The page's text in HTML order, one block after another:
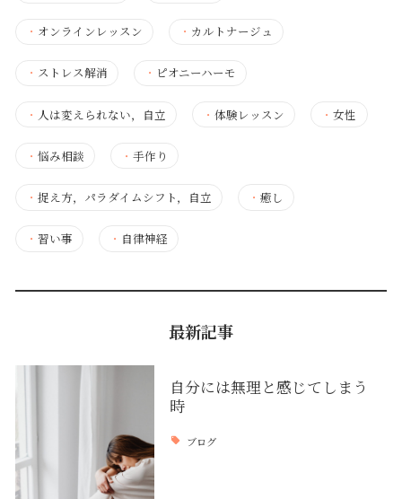
・ オンラインレッスン ・ カルトナージュ
・ ストレス解消 ・ ピオニーハーモ
・ 人は変えられない，自立 ・体験レッスン ・女性
・ 悩み相談 ・手作り
・ 捉え方，パラダイムシフト，自立 ・癒し
・ 習い事 ・ 自律神経
最新記事
自分には無理と感じてしまう
時
ブログ